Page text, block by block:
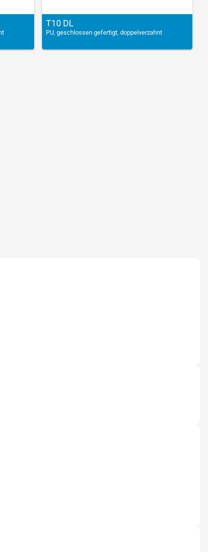
T10 DL
PU, geschlossen gefertigt, doppelverzahnt